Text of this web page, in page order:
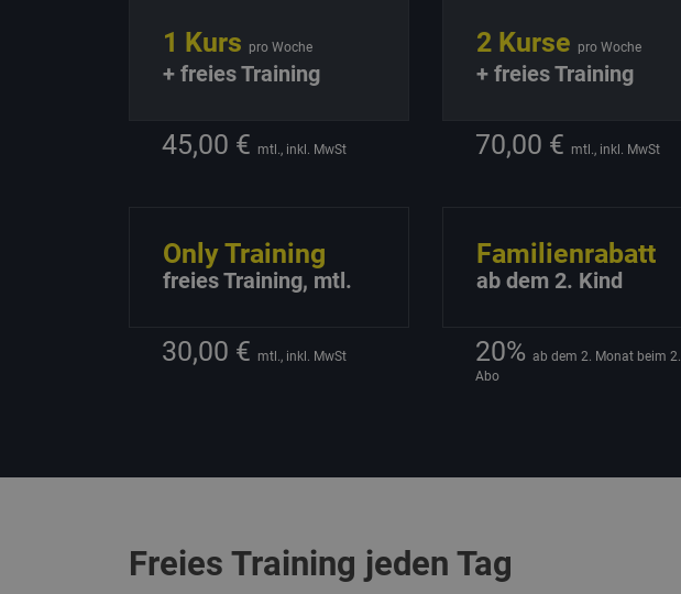
1 Kurs pro Woche
+ freies Training
45,00 € mtl., inkl. MwSt
2 Kurse pro Woche
+ freies Training
70,00 € mtl., inkl. MwSt
Only Training
freies Training, mtl.
30,00 € mtl., inkl. MwSt
Familienrabatt
ab dem 2. Kind
20% ab dem 2. Monat beim 2.
Abo
Freies Training jeden Tag